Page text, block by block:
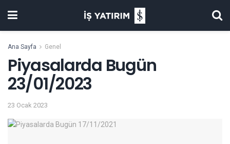
Ana Sayfa Genel
Piyasalarda Bugün
23/01/2023
23 Ocak 2023